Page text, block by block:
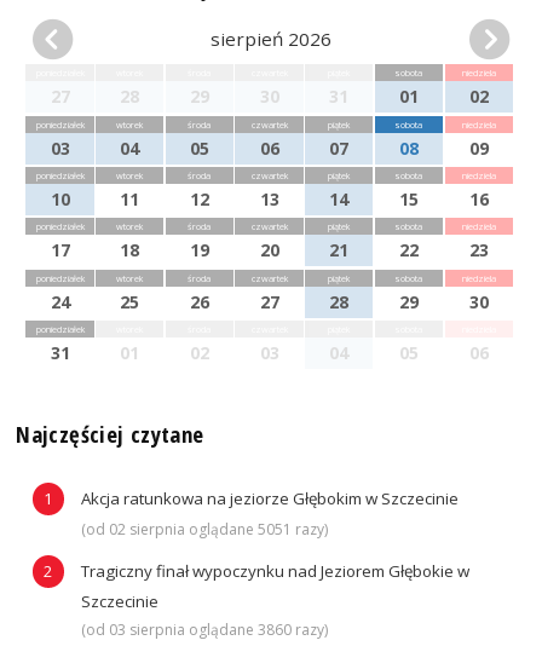
sierpień 2026
27 28 29 30 31
sobota
01
niedziela
02
poniedziałek
03
wtorek
04
środa
05
czwartek
06
piątek
07
sobota
08
niedziela
09
poniedziałek
10
wtorek
11
środa
12
czwartek
13
piątek
14
sobota
15
niedziela
16
poniedziałek
17
wtorek
18
środa
19
czwartek
20
piątek
21
sobota
22
niedziela
23
poniedziałek
24
wtorek
25
środa
26
czwartek
27
piątek
28
sobota
29
niedziela
30
poniedziałek
31 01 02 03 04 05 06
Najczęściej czytane
Akcja ratunkowa na jeziorze Głębokim w Szczecinie
(od 02 sierpnia oglądane 5051 razy)
Tragiczny finał wypoczynku nad Jeziorem Głębokie w
Szczecinie
(od 03 sierpnia oglądane 3860 razy)